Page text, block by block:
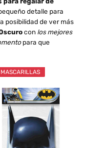
detalle para
posibilidad de ver más
con los mejores
para que